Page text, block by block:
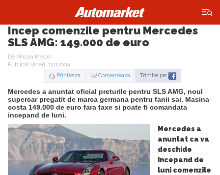
×
Incep comenzile pentru Mercedes
SLS AMG: 149.000 de euro
De Mircea Meșter
Publicat Vineri, 13.11.2009
Printeaza
Comenteaza Trimite pe:
Mercedes a anuntat oficial preturile pentru SLS AMG, noul
supercar pregatit de marca germana pentru fanii sai. Masina
costa 149.000 de euro fara taxe si poate fi comandata
incepand de luni.
Mercedes a
anuntat ca va
deschide
incepand de
luni comenzile